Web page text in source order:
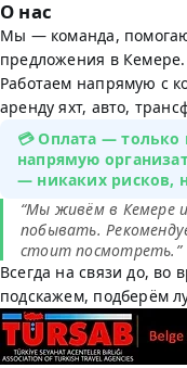
О нас
Мы — команда,
предложения в
Работаем напрямую с
аренду яхт, авто,
💳 Оплата — только
напрямую
— никаких рисков,
“Мы живём в Кемере
побывать.
стоит посмотреть.”
Всегда на связи до,
подскажем, подберём